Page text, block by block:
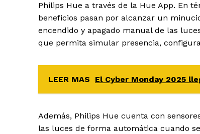
Philips Hue a través de la Hue App. En
beneficios pasan por alcanzar un
encendido y apagado manual de las
que permita simular presencia,
LEER MAS El Cyber Monday 2025
Además, Philips Hue cuenta con
las luces de forma automática cuando